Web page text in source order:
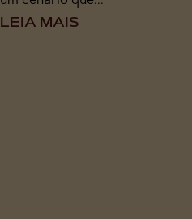
LEIA MAIS